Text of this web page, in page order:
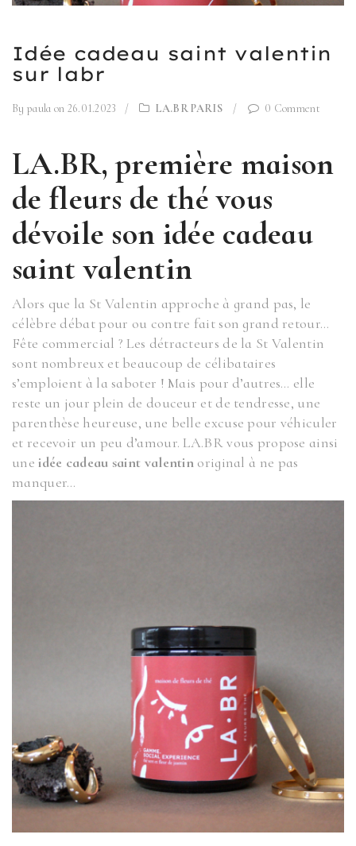
Idée cadeau saint valentin
sur labr
By paula on 26.01.2023 / LA.BR PARIS / 0 Comment
LA.BR, première maison
de fleurs de thé vous
dévoile son idée cadeau
saint valentin
Alors que la St Valentin approche à grand pas, le
célèbre débat pour ou contre fait son grand retour…
Fête commercial ? Les détracteurs de la St Valentin
sont nombreux et beaucoup de célibataires
s’emploient à la saboter ! Mais pour d’autres… elle
reste un jour plein de douceur et de tendresse, une
parenthèse heureuse, une belle excuse pour véhiculer
et recevoir un peu d’amour. LA.BR vous propose ainsi
uneidée cadeau saint valentin original à ne pas
manquer…